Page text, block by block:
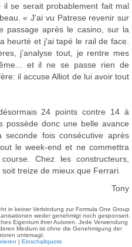
se serait probablement fait mal
« J'ai vu Patrese revenir sur
passage après le casino, sur la
heurté et j'ai tapé le rail de face.
j'analyse tout, je rentre mes
et il ne se passe rien de
il accuse Alliot de lui avoir tout
24 points contre 14 à
possède donc une belle avance
fois consécutive après
le week-end et ne commettra
Chez les constructeurs,
treize de mieux que Ferrari.
Tony
in keiner Verbindung zur Formula One Group
weder genehmigt noch gesponsert.
Eigentum ihrer Autoren. Jede Verwendung
Medium ist ohne die Genehmigung der
untersagt.
| Einschaltquote